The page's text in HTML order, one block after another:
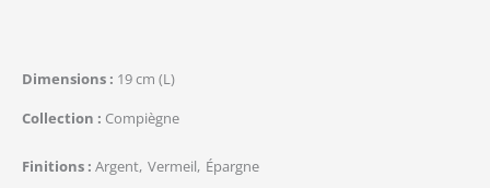
Dimensions
19 cm (L)
Collection
Compiègne
Finitions Argent Vermeil Épargne